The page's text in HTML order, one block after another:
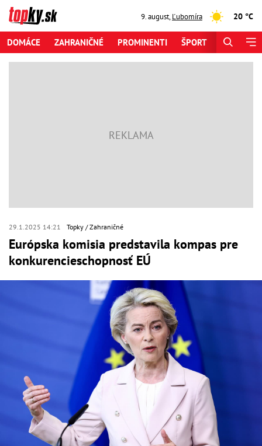
9. august,Ľubomíra 20 °C
DOMÁCE ZAHRANIČNÉ PROMINENTI ŠPORT
29.1.2025 14:21 Topky Zahraničné
Európska komisia predstavila kompas pre
konkurencieschopnosť EÚ